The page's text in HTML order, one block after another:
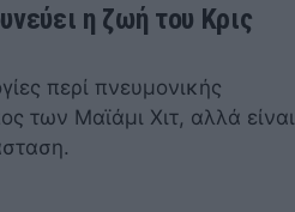
η ζωή του Κρις
περί πνευμονικής
των Μαϊάμι Χιτ, αλλά είναι